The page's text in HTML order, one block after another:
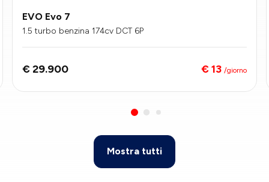
EVO Evo 7
1.5 turbo benzina 174cv DCT 6P
€ 29.900 € 13 /giorno
Mostra tutti